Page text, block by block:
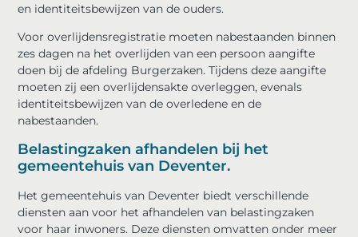
en identiteitsbewijzen van de ouders.
Voor overlijdensregistratie moeten nabestaanden binnen
zes dagen na het overlijden van een persoon aangifte
doen bij de afdeling Burgerzaken. Tijdens deze aangifte
moeten zij een overlijdensakte overleggen, evenals
identiteitsbewijzen van de overledene en de
nabestaanden.
Belastingzaken afhandelen bij het
gemeentehuis van Deventer.
Het gemeentehuis van Deventer biedt verschillende
diensten aan voor het afhandelen van belastingzaken
voor haar inwoners. Deze diensten omvatten onder meer